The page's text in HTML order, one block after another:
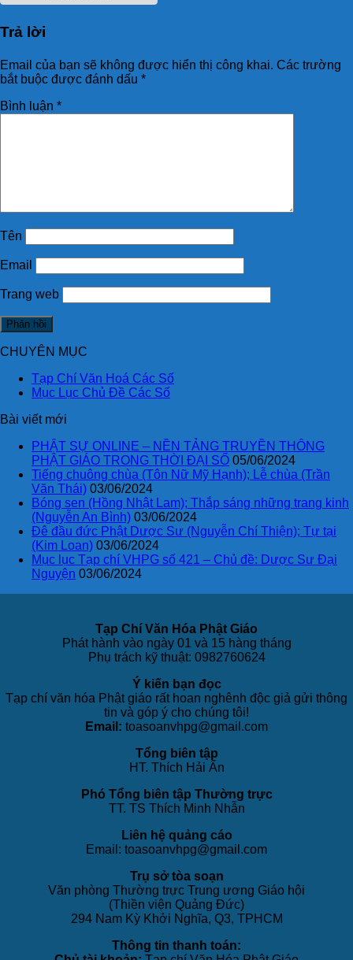
Trả lời
Email của bạn sẽ không được hiển thị công khai. Các trường
bắt buộc được đánh dấu *
Bình luận *
Tên
Email
Trang web
CHUYÊN MỤC
Tạp Chí Văn Hoá Các Số
Mục Lục Chủ Đề Các Số
Bài viết mới
PHẬT SỰ ONLINE – NỀN TẢNG TRUYỀN THÔNG
PHẬT GIÁO TRONG THỜI ĐẠI SỐ 05/06/2024
Tiếng chuông chùa (Tôn Nữ Mỹ Hạnh); Lễ chùa (Trần
Văn Thái) 03/06/2024
Bóng sen (Hồng Nhật Lam); Thắp sáng những trang kinh
(Nguyễn An Bình) 03/06/2024
Đê đầu đức Phật Dược Sư (Nguyễn Chí Thiện); Tự tại
(Kim Loan) 03/06/2024
Mục lục Tạp chí VHPG số 421 – Chủ đề: Dược Sư Đại
Nguyện 03/06/2024
Tạp Chí Văn Hóa Phật Giáo
Phát hành vào ngày 01 và 15 hàng tháng
Phụ trách kỹ thuật: 0982760624
Ý kiến bạn đọc
Tạp chí văn hóa Phật giáo rất hoan nghênh độc giả gửi thông
tin và góp ý cho chúng tôi!
Email: toasoanvhpg@gmail.com
Tổng biên tập
HT. Thích Hải Ấn
Phó Tổng biên tập Thường trực
TT. TS Thích Minh Nhẫn
Liên hệ quảng cáo
Email: toasoanvhpg@gmail.com
Trụ sở tòa soạn
Văn phòng Thường trực Trung ương Giáo hội
(Thiền viện Quảng Đức)
294 Nam Kỳ Khởi Nghĩa, Q3, TPHCM
Thông tin thanh toán: